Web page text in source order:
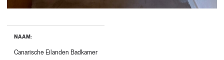
NAAM:
Canarische Eilanden Badkamer